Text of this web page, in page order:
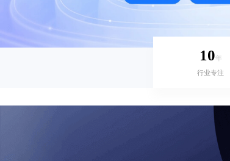
10年
行业专注